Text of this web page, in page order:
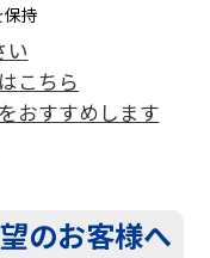
持
い
こちら
おすすめします
のお客様へ